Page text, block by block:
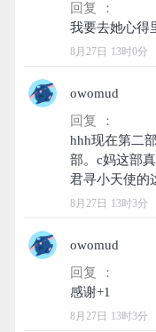
回复 ：
8月27日 13时0分
owomud
回复 ：
hhh现在第二
部。c妈这部
8月27日 13时3分
owomud
回复 ：
8月27日 13时3分